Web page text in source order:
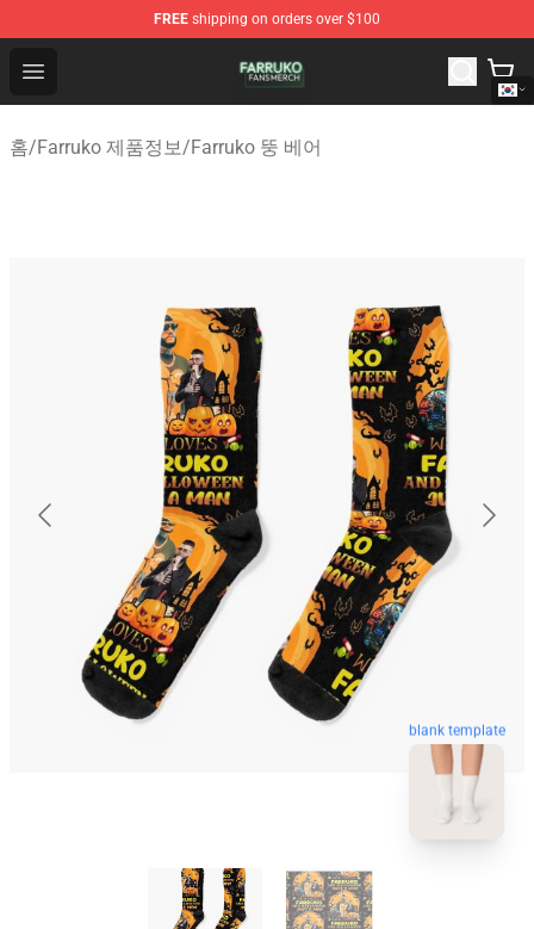
FREE shipping on orders over $100
Open menu
Farruko Shop - Official Farruko Merchandise Store
홈/Farruko 제품정보/Farruko 뚱 베어
blank template